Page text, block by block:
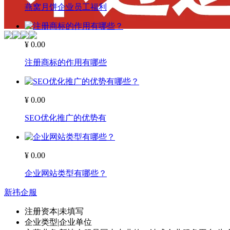
燕窝月饼企业员工福利
¥ 0.00
注册商标的作用有哪些
¥ 0.00
SEO优化推广的优势有
¥ 0.00
企业网站类型有哪些？
新祎企服
注册资本|未填写
企业类型|企业单位